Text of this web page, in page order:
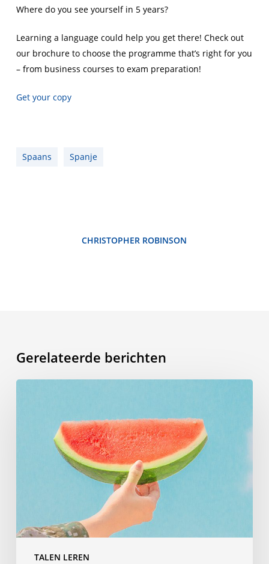
Where do you see yourself in 5 years?
Learning a language could help you get there! Check out
our brochure to choose the programme that’s right for you
– from business courses to exam preparation!
Get your copy
Spaans Spanje
CHRISTOPHER ROBINSON
Gerelateerde berichten
TALEN LEREN